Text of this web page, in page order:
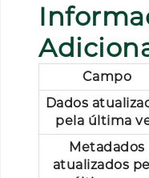
Campo
Dados
pela última
Metadados
atualizados